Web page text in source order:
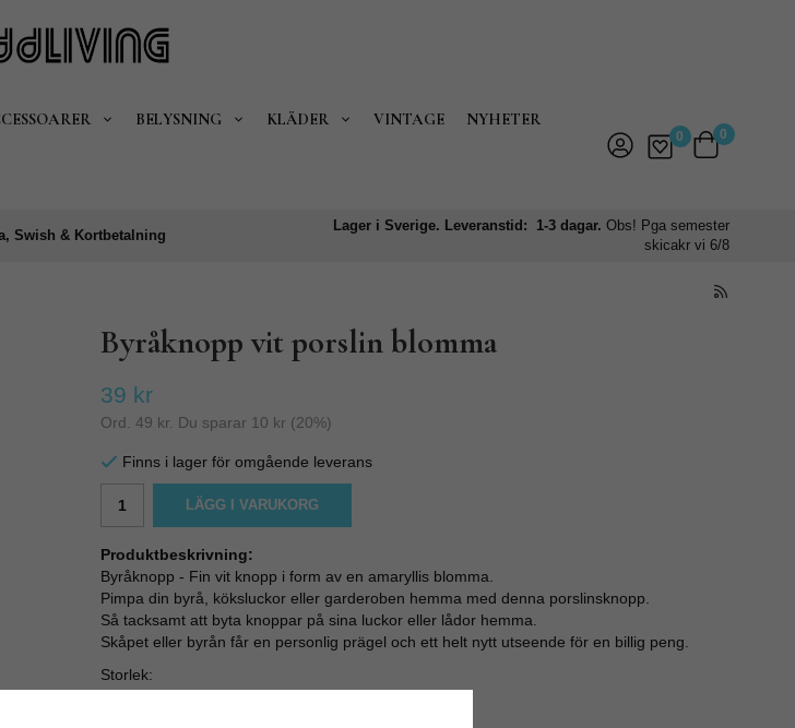
BELYSNING KLÄDER VINTAGE NYHETER
0 0
Swish & Kortbetalning
Lager i Sverige. Leveranstid: 1-3 dagar.Obs! Pga semester
skicakr vi 6/8
Byråknopp vit porslin blomma
39 kr
Ord. 49 kr. Du sparar 10 kr (20%)
Finns i lager för omgående leverans
LÄGG I VARUKORG
Produktbeskrivning:
Byråknopp - Fin vit knopp i form av en amaryllis blomma.
Pimpa din byrå, köksluckor eller garderoben hemma med denna porslinsknopp.
Så tacksamt att byta knoppar på sina luckor eller lådor hemma.
Skåpet eller byrån får en personlig prägel och ett helt nytt utseende för en billig peng.
Storlek: